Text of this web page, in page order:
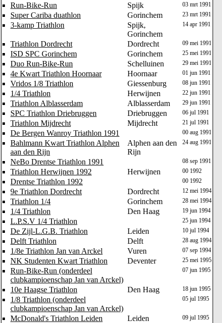
Run-Bike-Run Spijk 03 mrt 1991
Super Cariba duathlon Gorinchem 23 mrt 1991
3-kamp Triathlon
Spijk,
Gorinchem
14 apr 1991
Triathlon Dordrecht Dordrecht 09 mei 1991
ISD SPC Gorinchem Gorinchem 25 mei 1991
Duo Run-Bike-Run Schelluinen 29 mei 1991
4e Kwart Triathlon Hoornaar Hoornaar 01 jun 1991
Vridos 1/8 Triathlon Giessenburg 08 jun 1991
1/4 Triathlon Herwijnen 22 jun 1991
Triathlon Alblasserdam Alblasserdam 29 jun 1991
SPC Triathlon Driebruggen Driebruggen 06 jul 1991
Triathlon Mijdrecht Mijdrecht 21 jul 1991
De Bergen Wanroy Triathlon 1991 00 aug 1991
Bahlmann Kwart Triathlon Alphen
aan den Rijn
Alphen aan den
Rijn
24 aug 1991
NeBo Drentse Triathlon 1991 08 sep 1991
Triathlon Herwijnen 1992 Herwijnen 00 1992
Drentse Triathlon 1992 00 1992
9e Triathlon Dordrecht Dordrecht 12 mei 1994
Triathlon 1/4 Gorinchem 28 mei 1994
1/4 Triathlon Den Haag 19 jun 1994
L.P.S.V 1/4 Triathlon 25 jun 1994
De Zijl-L.G.B. Triathlon Leiden 10 jul 1994
Delft Triathlon Delft 28 aug 1994
1/8e Triathlon Jan van Arckel Vuren 07 sep 1994
NK Studenten Kwart Triathlon Deventer 25 mei 1995
Run-Bike-Run (onderdeel
clubkampioenschap Jan van Arckel)
07 jun 1995
10e Haagse Triathlon Den Haag 18 jun 1995
1/8 Triathlon (onderdeel
clubkampioenschap Jan van Arckel)
05 jul 1995
McDonald's Triathlon Leiden Leiden 09 jul 1995